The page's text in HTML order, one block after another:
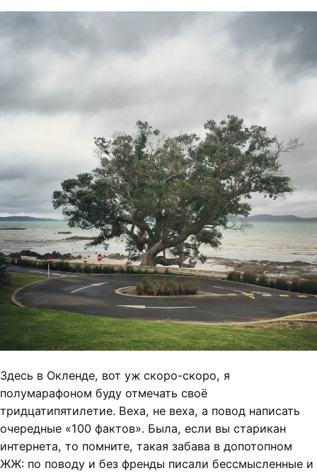
Здесь в Окленде, вот уж скоро-скоро, я
полумарафоном буду отмечать своё
тридцатипятилетие. Веха, не веха, а повод написать
очередные «100 фактов». Была, если вы старикан
интернета, то помните, такая забава в допотопном
ЖЖ: по поводу и без френды писали бессмысленные и